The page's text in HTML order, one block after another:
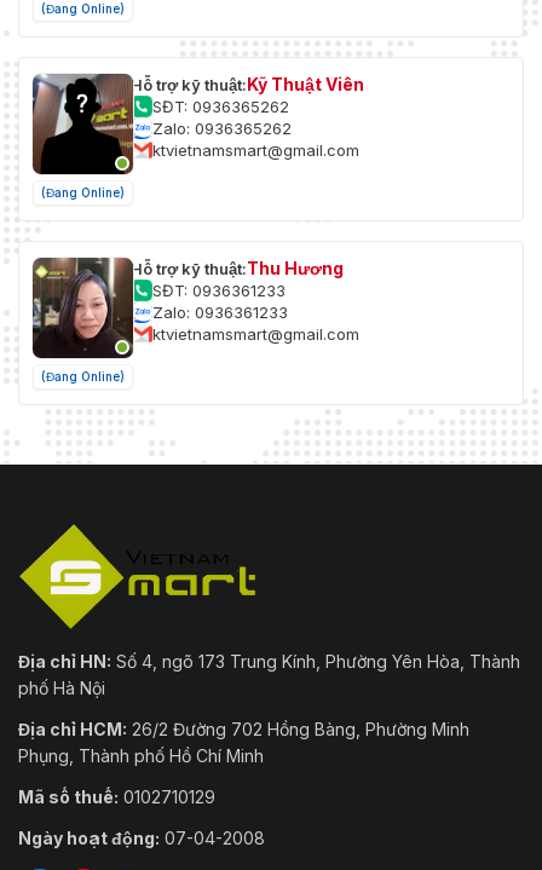
(Đang Online)
(Đang Online)
Hỗ trợ kỹ thuật:Kỹ Thuật Viên
SĐT: 0936365262
Zalo: 0936365262
ktvietnamsmart@gmail.com
(Đang Online)
Hỗ trợ kỹ thuật:Thu Hương
SĐT: 0936361233
Zalo: 0936361233
ktvietnamsmart@gmail.com
Địa chỉ HN: Số 4, ngõ 173 Trung Kính, Phường Yên Hòa, Thành
phố Hà Nội
Địa chỉ HCM: 26/2 Đường 702 Hồng Bàng, Phường Minh
Phụng, Thành phố Hồ Chí Minh
Mã số thuế: 0102710129
Ngày hoạt động: 07-04-2008